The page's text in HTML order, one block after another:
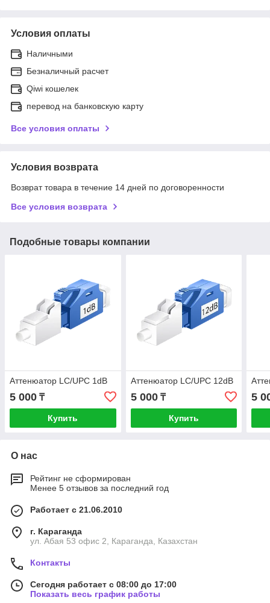
Условия оплаты
Наличными
Безналичный расчет
Qiwi кошелек
перевод на банковскую карту
Все условия оплаты
Условия возврата
Возврат товара в течение 14 дней по договоренности
Все условия возврата
Подобные товары компании
Аттенюатор LC/UPC 1dB
5 000 ₸
Купить
Аттенюатор LC/UPC 12dB
5 000₸
Купить
5
О нас
Рейтинг не сформирован
Менее 5 отзывов за последний год
Работает с 21.06.2010
г. Караганда
ул. Абая 53 офис 2, Караганда, Казахстан
Контакты
Сегодня работает с 08:00 до 17:00
Показать весь график работы